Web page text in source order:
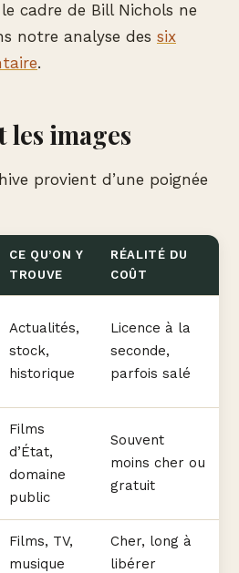
cadre de Bill Nichols ne
notre analyse des six
.
les images
provient d’une poignée
CE QU’ON Y
TROUVE
RÉALITÉ DU
COÛT
Actualités,
stock,
historique
Licence à la
seconde,
parfois salé
Films
d’État,
domaine
public
Souvent
moins cher ou
gratuit
Films, TV,
musique
Cher, long à
libérer